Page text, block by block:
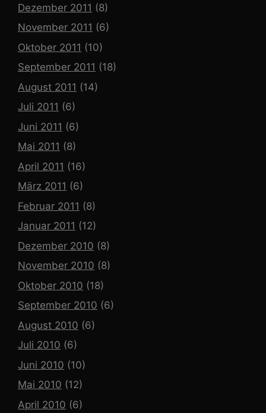
Dezember 2011 (8)
November 2011 (6)
Oktober 2011 (10)
September 2011 (18)
August 2011 (14)
Juli 2011 (6)
Juni 2011 (6)
Mai 2011 (8)
April 2011 (16)
März 2011 (6)
Februar 2011 (8)
Januar 2011 (12)
Dezember 2010 (8)
November 2010 (8)
Oktober 2010 (18)
September 2010 (6)
August 2010 (6)
Juli 2010 (6)
Juni 2010 (10)
Mai 2010 (12)
April 2010 (6)